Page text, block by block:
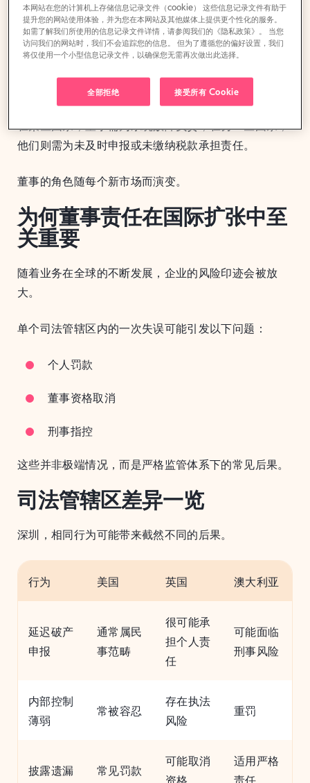
破产规则
治理期望
执法文化
在某些国家，董事需为系统故障负责；在另一些国家，
他们则需为未及时申报或未缴纳税款承担责任。
董事的角色随每个新市场而演变。
为何董事责任在国际扩张中至
关重要
随着业务在全球的不断发展，企业的风险印迹会被放
大。
单个司法管辖区内的一次失误可能引发以下问题：
个人罚款
董事资格取消
刑事指控
这些并非极端情况，而是严格监管体系下的常见后果。
司法管辖区差异一览
深圳，相同行为可能带来截然不同的后果。
行为 美国 英国 澳大利亚
延迟破产
申报
通常属民
事范畴
很可能承
担个人责
任
可能面临
刑事风险
内部控制
薄弱
常被容忍
存在执法
风险
重罚
披露遗漏 常见罚款
可能取消
资格
适用严格
责任
本网站在您的计算机上存储信息记录文件（cookie） 这些信息记录文件有助于
提升您的网站使用体验，并为您在本网站及其他媒体上提供更个性化的服务。
如需了解我们所使用的信息记录文件详情，请参阅我们的《隐私政策》。 当您
访问我们的网站时，我们不会追踪您的信息。 但为了遵循您的偏好设置，我们
将仅使用一个小型信息记录文件，以确保您无需再次做出此选择。
全部拒绝 接受所有 Cookie